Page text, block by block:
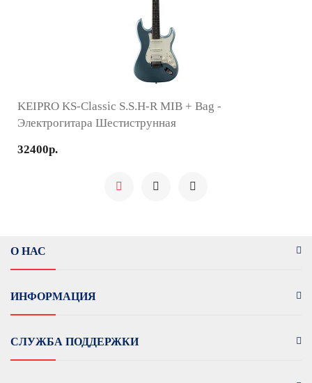
KEIPRO KS-Classic S.S.H-R MIB + Bag -
Электрогитара Шестиструнная
32400р.
О НАС
ИНФОРМАЦИЯ
СЛУЖБА ПОДДЕРЖКИ